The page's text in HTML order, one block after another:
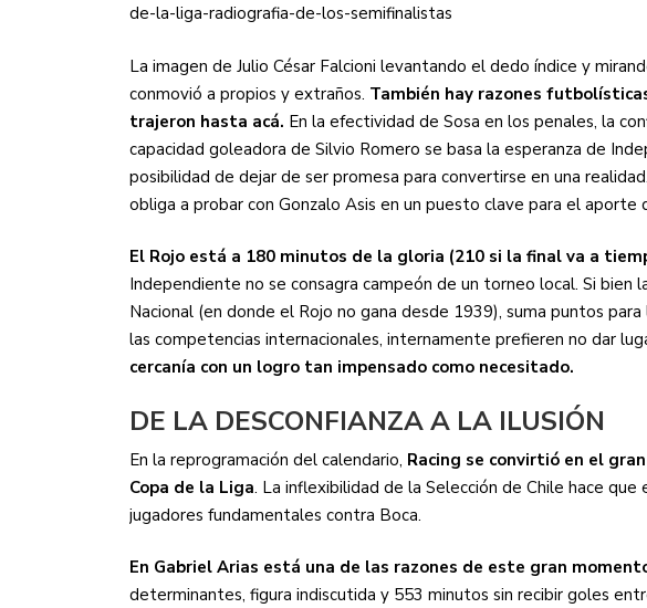
de-la-liga-radiografia-de-los-semifinalistas
La imagen de Julio César Falcioni levantando el dedo índice y
conmovió a propios y extraños. También hay razones
trajeron hasta acá. En la efectividad de Sosa en los penales, la
capacidad goleadora de Silvio Romero se basa la esperanza de
posibilidad de dejar de ser promesa para convertirse en una
obliga a probar con Gonzalo Asis en un puesto clave para el aporte
El Rojo está a 180 minutos de la gloria (210 si la final va a
Independiente no se consagra campeón de un torneo local. Si bien
Nacional (en donde el Rojo no gana desde 1939), suma puntos
las competencias internacionales, internamente prefieren no dar
cercanía con un logro tan impensado como necesitado.
DE LA DESCONFIANZA A LA ILUSIÓN
En la reprogramación del calendario, Racing se convirtió en el
Copa de la Liga. La inflexibilidad de la Selección de Chile hace que
jugadores fundamentales contra Boca.
En Gabriel Arias está una de las razones de este gran
determinantes, figura indiscutida y 553 minutos sin recibir goles